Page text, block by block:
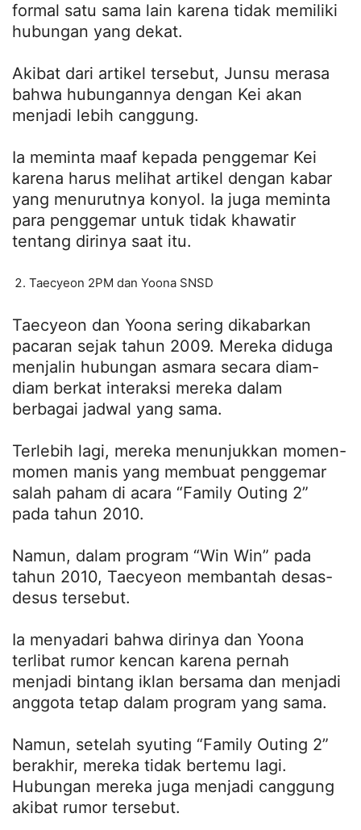
formal satu sama lain karena tidak memiliki
hubungan yang dekat.
Akibat dari artikel tersebut, Junsu merasa
bahwa hubungannya dengan Kei akan
menjadi lebih canggung.
Ia meminta maaf kepada penggemar Kei
karena harus melihat artikel dengan kabar
yang menurutnya konyol. Ia juga meminta
para penggemar untuk tidak khawatir
tentang dirinya saat itu.
Taecyeon 2PM dan Yoona SNSD
Taecyeon dan Yoona sering dikabarkan
pacaran sejak tahun 2009. Mereka diduga
menjalin hubungan asmara secara diam-
diam berkat interaksi mereka dalam
berbagai jadwal yang sama.
Terlebih lagi, mereka menunjukkan momen-
momen manis yang membuat penggemar
salah paham di acara “Family Outing 2”
pada tahun 2010.
Namun, dalam program “Win Win” pada
tahun 2010, Taecyeon membantah desas-
desus tersebut.
Ia menyadari bahwa dirinya dan Yoona
terlibat rumor kencan karena pernah
menjadi bintang iklan bersama dan menjadi
anggota tetap dalam program yang sama.
Namun, setelah syuting “Family Outing 2”
berakhir, mereka tidak bertemu lagi.
Hubungan mereka juga menjadi canggung
akibat rumor tersebut.